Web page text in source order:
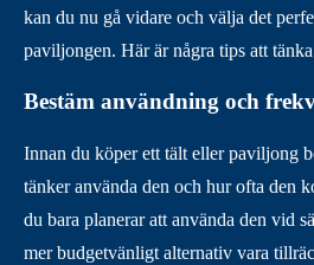
kan du nu gå vidare och välja det
paviljongen. Här är några tips att
Bestäm användning och
Innan du köper ett tält eller paviljong
tänker använda den och hur ofta den
du bara planerar att använda den vid
mer budgetvänligt alternativ vara